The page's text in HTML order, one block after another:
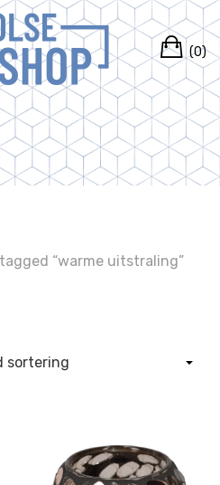
(0)
“warme uitstraling”